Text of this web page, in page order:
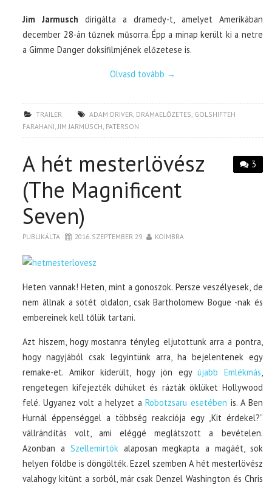
Jim Jarmusch dirigálta a dramedy-t, amelyet Amerikában
december 28-án tűznek műsorra. Épp a minap került ki a netre
a Gimme Danger doksifilmjének előzetese is.
Olvasd tovább →
TRAILER ADAM DRIVER DRÁMAELŐZETES GOLSHIFTEH
FARAHANI JIM JARMUSCH PATERSON
3
A hét mesterlövész
(The Magnificent
Seven)
PUBLIKÁLTA 2016. SZEPTEMBER 29. KOIMBRA
Heten vannak! Heten, mint a gonoszok. Persze veszélyesek, de
nem állnak a sötét oldalon, csak Bartholomew Bogue -nak és
embereinek kell tőlük tartani.
Azt hiszem, hogy mostanra tényleg eljutottunk arra a pontra,
hogy nagyjából csak legyintünk arra, ha bejelentenek egy
remake-et. Amikor kiderült, hogy jön egyújabb Emlékmás,
rengetegen kifejezték dühüket és rázták öklüket Hollywood
felé. Ugyanez volt a helyzet aRobotzsaru esetében is. A Ben
Hurnál éppenséggel a többség reakciója egy „Kit érdekel?”
vállrándítás volt, ami eléggé meglátszott a bevételen.
Azonban a Szellemirtókalaposan megkapta a magáét, sok
helyen földbe is döngölték. Ezzel szemben A hét mesterlövész
valahogy kitűnt a sorból, már csak Denzel Washington és Chris